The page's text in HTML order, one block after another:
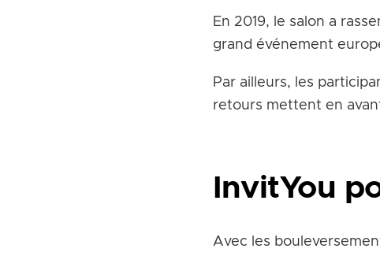
En 2019, le salon a
grand événement
Par ailleurs, les
retours mettent en
InvitYou
Avec les